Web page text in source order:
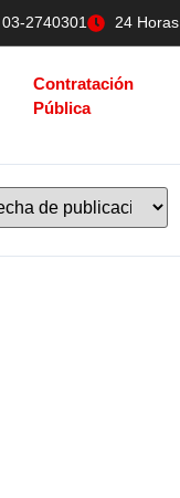
03-2740301 24 Horas
Contratación
Pública